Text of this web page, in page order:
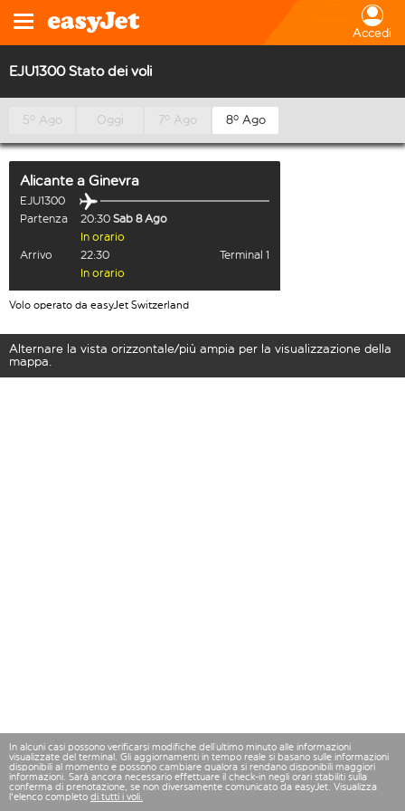
Accedi
EJU1300 Stato dei voli
5º Ago Oggi 7º Ago 8º Ago
Alicante a Ginevra
EJU1300
Partenza
20:30 Sab 8 Ago
In orario
Arrivo
22:30
Terminal 1
In orario
Volo operato da easyJet Switzerland
Alternare la vista orizzontale/più ampia per la visualizzazione della
mappa.
In alcuni casi possono verificarsi modifiche dell’ultimo minuto alle informazioni
visualizzate del terminal. Gli aggiornamenti in tempo reale si basano sulle informazioni
disponibili al momento e possono cambiare qualora si rendano disponibili maggiori
informazioni. Sarà ancora necessario effettuare il check-in negli orari stabiliti sulla
conferma di prenotazione, se non diversamente comunicato da easyJet. Visualizza
l'elenco completo di tutti i voli.